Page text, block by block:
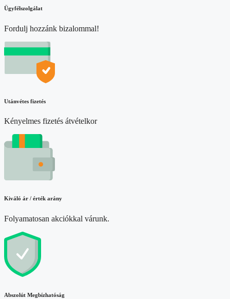
Ügyfélszolgálat
Fordulj hozzánk bizalommal!
Utánvétes fizetés
Kényelmes fizetés átvételkor
Kiváló ár / érték arány
Folyamatosan akciókkal várunk.
Abszolút Megbízhatóság